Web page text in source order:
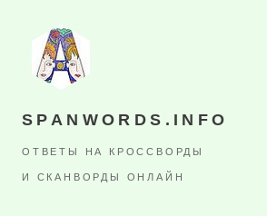
SPANWORDS.INFO
ОТВЕТЫ НА КРОССВОРДЫ
И СКАНВОРДЫ ОНЛАЙН